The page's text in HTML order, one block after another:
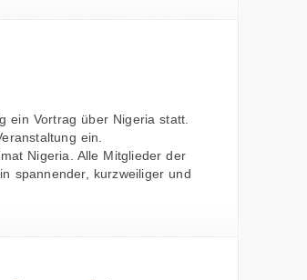
ein Vortrag über Nigeria statt.
ein.
Nigeria. Alle Mitglieder der
spannender, kurzweiliger und